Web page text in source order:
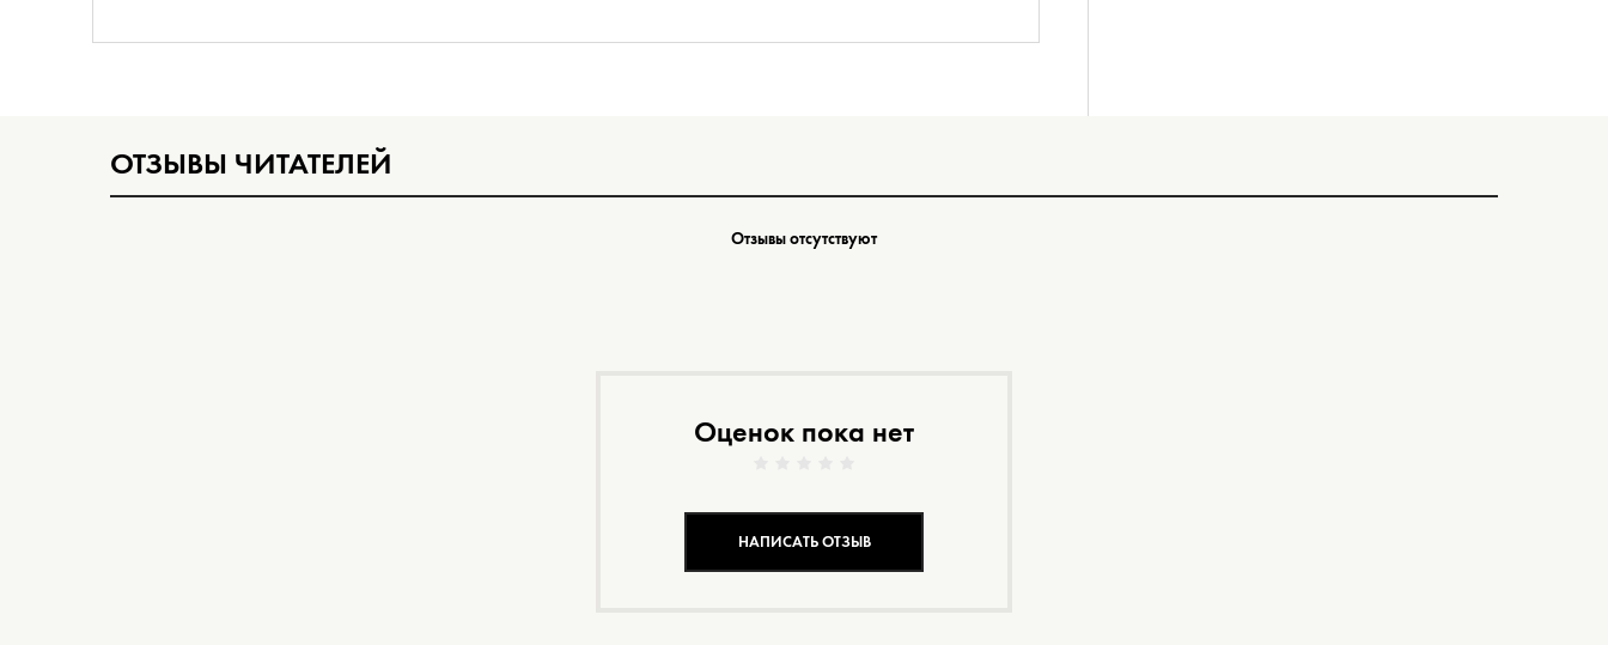
ОТЗЫВЫ ЧИТАТЕЛЕЙ
Отзывы отсутствуют
Оценок пока нет
НАПИСАТЬ ОТЗЫВ